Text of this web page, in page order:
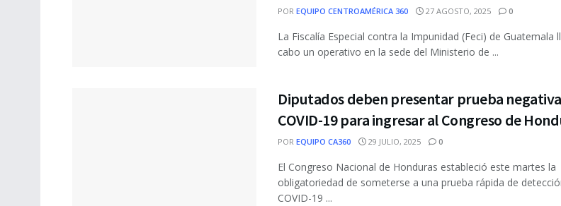
POR EQUIPO CENTROAMÉRICA 360 27 AGOSTO, 2025 0
La Fiscalía Especial contra la Impunidad (Feci) de Guatemala
cabo un operativo en la sede del Ministerio de ...
Diputados deben presentar prueba
COVID-19 para ingresar al Congreso de
POR EQUIPO CA360 29 JULIO, 2025 0
El Congreso Nacional de Honduras estableció este martes la
obligatoriedad de someterse a una prueba rápida de
COVID-19 ...